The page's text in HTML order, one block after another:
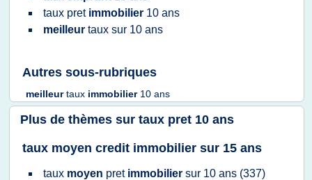
taux pret immobilier 10 ans
meilleur taux sur 10 ans
Autres sous-rubriques
meilleurtaux immobilier 10 ans
Plus de thèmes sur taux pret 10 ans
taux moyen credit immobilier sur 15 ans
taux moyen pret immobilier sur 10 ans (337)